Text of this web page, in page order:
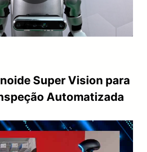
Video
Super Vision para
Automatizada